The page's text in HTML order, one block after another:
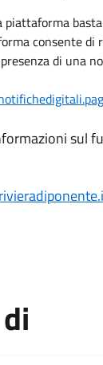
piattaforma
consente di
di una
sul